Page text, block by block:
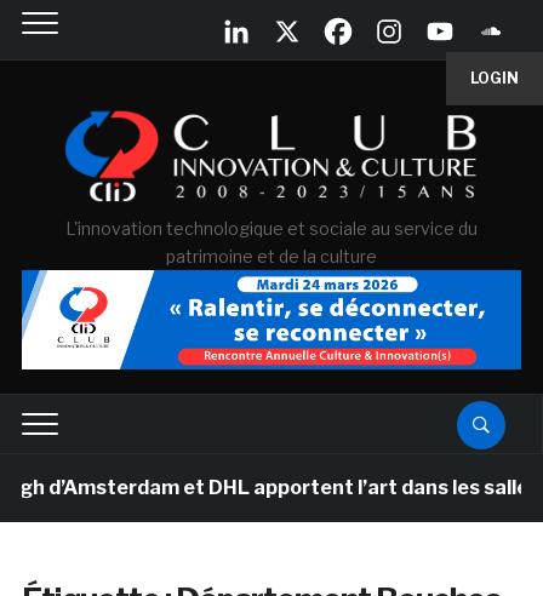
LOGIN
L'innovation technologique et sociale au service du
patrimoine et de la culture
et DHL apportent l’art dans les salles de